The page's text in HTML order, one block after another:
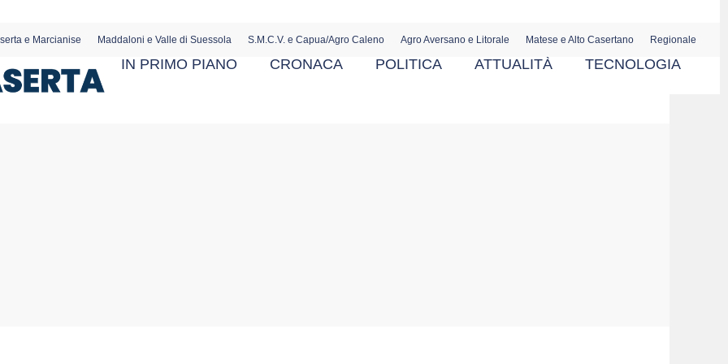
e Marcianise Maddaloni e Valle di Suessola S.M.C.V. e Capua/Agro Caleno Agro Aversano e Litorale Matese e Alto Casertano Regionale
IN PRIMO PIANO CRONACA POLITICA ATTUALITÀ TECNOLOGIA